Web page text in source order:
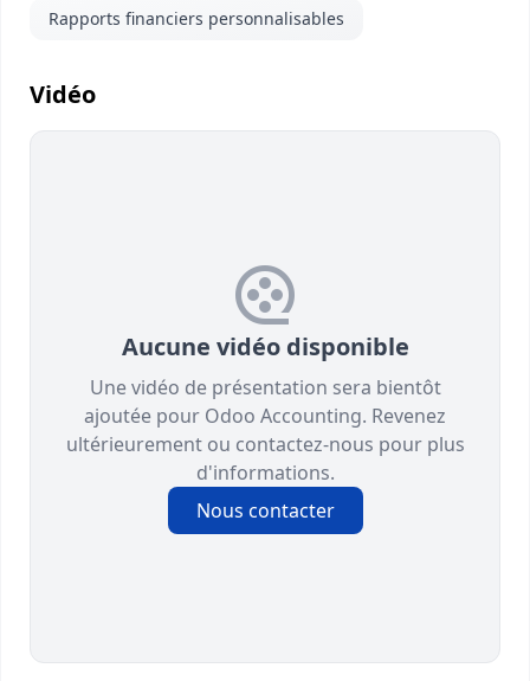
Rapports financiers personnalisables
Vidéo
Aucune vidéo disponible
Une vidéo de présentation sera bientôt
ajoutée pour Odoo Accounting. Revenez
ultérieurement ou contactez-nous pour plus
d'informations.
Nous contacter